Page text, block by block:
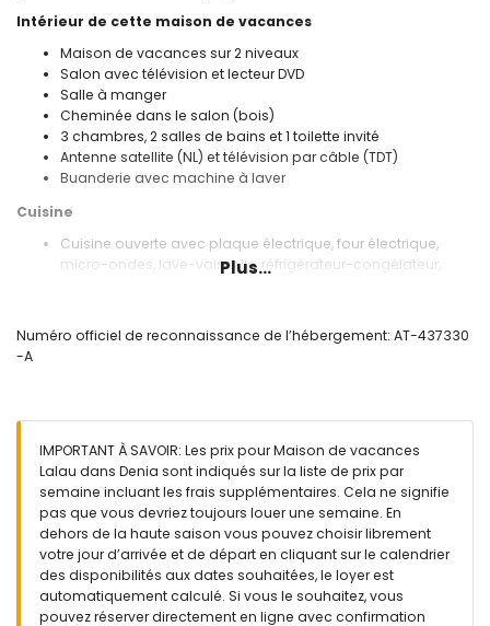
Intérieur de cette maison de vacances
Maison de vacances sur 2 niveaux
Salon avec télévision et lecteur DVD
Salle à manger
Cheminée dans le salon (bois)
3 chambres, 2 salles de bains et 1 toilette invité
Antenne satellite (NL) et télévision par câble (TDT)
Buanderie avec machine à laver
Cuisine
Cuisine ouverte avec plaque électrique, four électrique,
micro-ondes, lave-vaisselle, réfrigérateur-congélateur,
Chambres et salles de bains
toilette
Salle de bains avec lavabo simple, douche et toilette
Extérieur de cette maison de vacances
Grand terrain clôturé
Piscine privée mesurant 10m x 5m et 1,5m de profondeur
Beau jardin arboré avec meubles de jardin et chaises
longues
Plus...
Numéro officiel de reconnaissance de l’hébergement: AT-437330
-A
IMPORTANT À SAVOIR: Les prix pour Maison de vacances
Lalau dans Denia sont indiqués sur la liste de prix par
semaine incluant les frais supplémentaires. Cela ne signifie
pas que vous devriez toujours louer une semaine. En
dehors de la haute saison vous pouvez choisir librement
votre jour d’arrivée et de départ en cliquant sur le calendrier
des disponibilités aux dates souhaitées, le loyer est
automatiquement calculé. Si vous le souhaitez, vous
pouvez réserver directement en ligne avec confirmation